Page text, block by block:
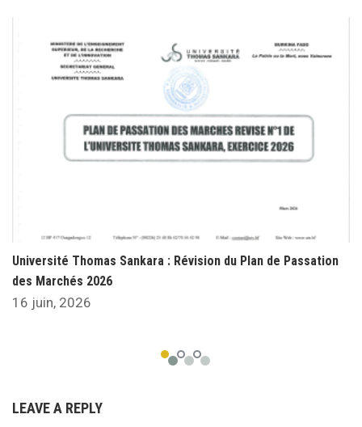
Université Thomas Sankara : Révision du Plan de Passation
des Marchés 2026
16 juin, 2026
LEAVE A REPLY